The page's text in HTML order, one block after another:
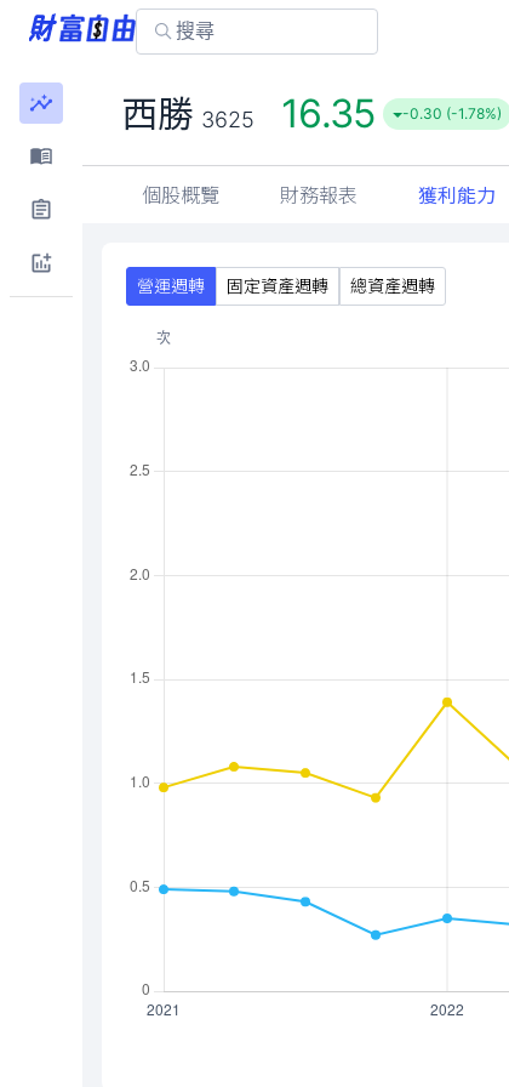
西勝 3625 16.35 -0.30 (-1.78%)
個股概覽 財務報表 獲利能力
營運週轉 固定資產週轉 總資產週轉